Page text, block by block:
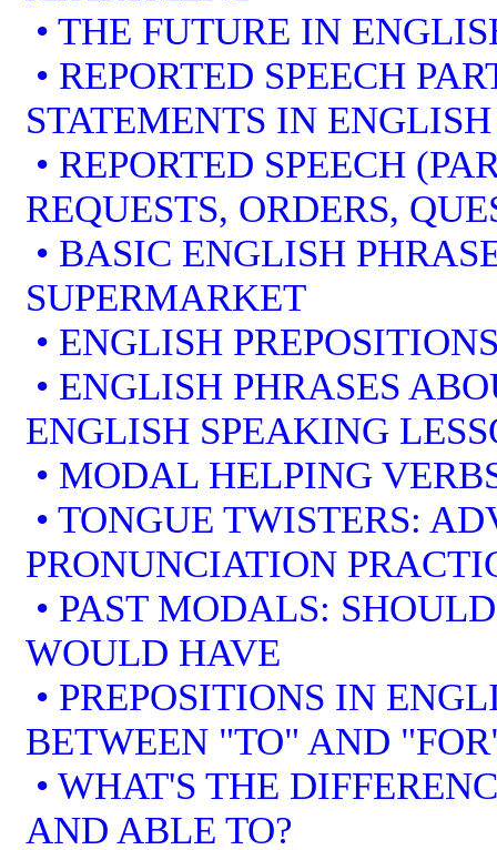
• THE FUTURE IN
• REPORTED SPEECH
STATEMENTS IN ENGLISH
• REPORTED SPEECH
REQUESTS, ORDERS,
• BASIC ENGLISH
SUPERMARKET
• ENGLISH
• ENGLISH PHRASES
ENGLISH SPEAKING
• MODAL HELPING
• TONGUE TWISTERS:
PRONUNCIATION
• PAST MODALS:
WOULD HAVE
• PREPOSITIONS IN
BETWEEN "TO" AND
• WHAT'S THE
AND ABLE TO?